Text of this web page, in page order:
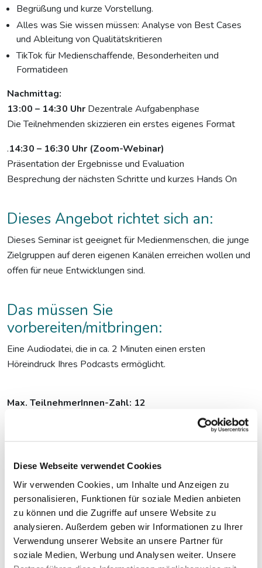
Diese Webseite verwendet Cookies
Wir verwenden Cookies, um Inhalte und Anzeigen zu
personalisieren, Funktionen für soziale Medien anbieten
zu können und die Zugriffe auf unsere Website zu
analysieren. Außerdem geben wir Informationen zu Ihrer
Verwendung unserer Website an unsere Partner für
soziale Medien, Werbung und Analysen weiter. Unsere
Begrüßung und kurze Vorstellung.
Alles was Sie wissen müssen: Analyse von Best Cases
und Ableitung von Qualitätskritieren
TikTok für Medienschaffende, Besonderheiten und
Formatideen
Nachmittag:
13:00 – 14:30 Uhr Dezentrale Aufgabenphase
Die Teilnehmenden skizzieren ein erstes eigenes Format
.14:30 – 16:30 Uhr (Zoom-Webinar)
Präsentation der Ergebnisse und Evaluation
Besprechung der nächsten Schritte und kurzes Hands On
Dieses Angebot richtet sich an:
Dieses Seminar ist geeignet für Medienmenschen, die junge
Zielgruppen auf deren eigenen Kanälen erreichen wollen und
offen für neue Entwicklungen sind.
Das müssen Sie
vorbereiten/mitbringen:
Eine Audiodatei, die in ca. 2 Minuten einen ersten
Höreindruck Ihres Podcasts ermöglicht.
Max. TeilnehmerInnen-Zahl: 12